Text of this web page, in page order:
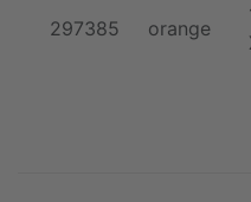
297385 orange